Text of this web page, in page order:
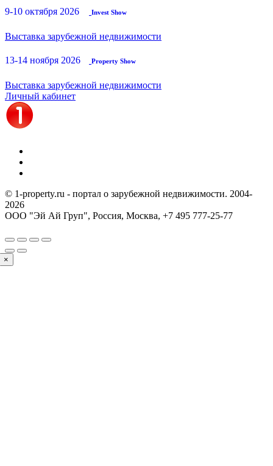
9-10 октября 2026 Invest Show
Выставка зарубежной недвижимости
13-14 ноября 2026 Property Show
Выставка зарубежной недвижимости
Личный кабинет
© 1-property.ru - портал о зарубежной недвижимости. 2004-
2026
ООО "Эй Ай Груп", Россия, Москва, +7 495 777-25-77
×